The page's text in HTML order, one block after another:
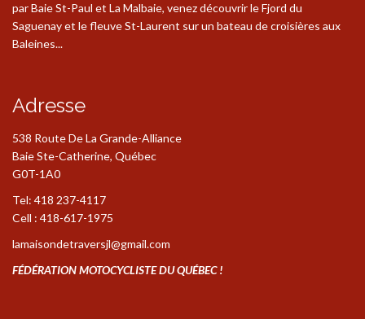
par Baie St-Paul et La Malbaie, venez découvrir le Fjord du
Saguenay et le fleuve St-Laurent sur un bateau de croisières aux
Baleines...
Adresse
538 Route De La Grande-Alliance
Baie Ste-Catherine, Québec
G0T-1A0
Tel: 418 237-4117
Cell : 418-617-1975
lamaisondetraversjl@gmail.com
FÉDÉRATION MOTOCYCLISTE DU QUÉBEC !